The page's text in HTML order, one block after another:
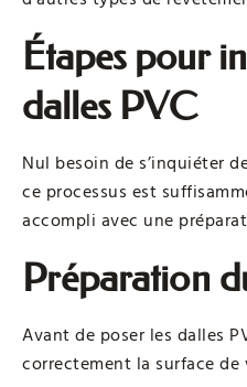
Étapes pour
dalles PVC
Nul besoin de s’inquiéter
ce processus est
accompli avec une
Préparation
Avant de poser les dalles
correctement la surface de